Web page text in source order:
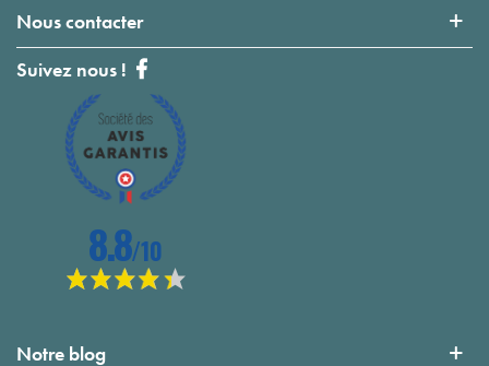
Nous contacter
Suivez nous !
Notre blog